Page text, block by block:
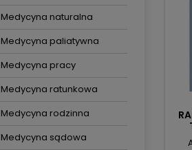
Medycyna naturalna
Medycyna paliatywna
Medycyna pracy
Medycyna ratunkowa
Medycyna rodzinna
Medycyna sądowa